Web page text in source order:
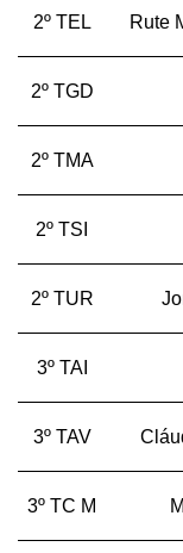
2º TEL Rute
2º TGD
2º TMA
2º TSI
2º TUR
3º TAI
3º TAV
3º TC M